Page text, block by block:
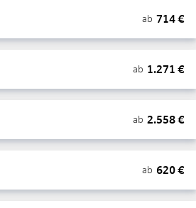
ab 714€
ab 1.271 €
ab 2.558€
ab 620€